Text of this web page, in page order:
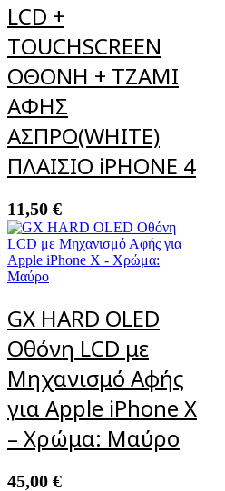
LCD +
TOUCHSCREEN
ΟΘΟΝΗ + ΤΖΑΜΙ
ΑΦΗΣ
ΑΣΠΡΟ(WHITE)
ΠΛΑΙΣΙΟ iPHONE 4
11,50 €
GX HARD OLED
Οθόνη LCD με
Μηχανισμό Αφής
για Apple iPhone X
– Χρώμα: Μαύρο
45,00 €